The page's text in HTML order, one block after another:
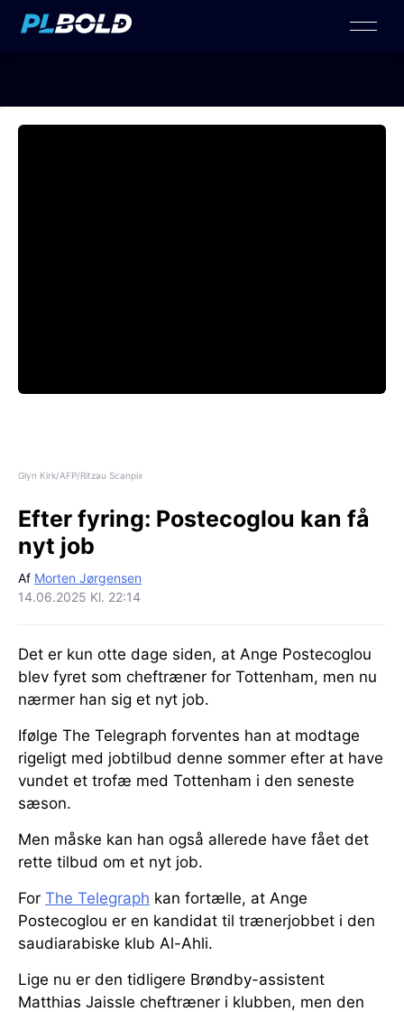
Glyn Kirk/AFP/Ritzau Scanpix
Efter fyring: Postecoglou kan få
nyt job
Af Morten Jørgensen
14.06.2025 Kl. 22:14
Det er kun otte dage siden, at Ange Postecoglou
blev fyret som cheftræner for Tottenham, men nu
nærmer han sig et nyt job.
Ifølge The Telegraph forventes han at modtage
rigeligt med jobtilbud denne sommer efter at have
vundet et trofæ med Tottenham i den seneste
sæson.
Men måske kan han også allerede have fået det
rette tilbud om et nyt job.
For The Telegraph kan fortælle, at Ange
Postecoglou er en kandidat til trænerjobbet i den
saudiarabiske klub Al-Ahli.
Lige nu er den tidligere Brøndby-assistent
Matthias Jaissle cheftræner i klubben, men den